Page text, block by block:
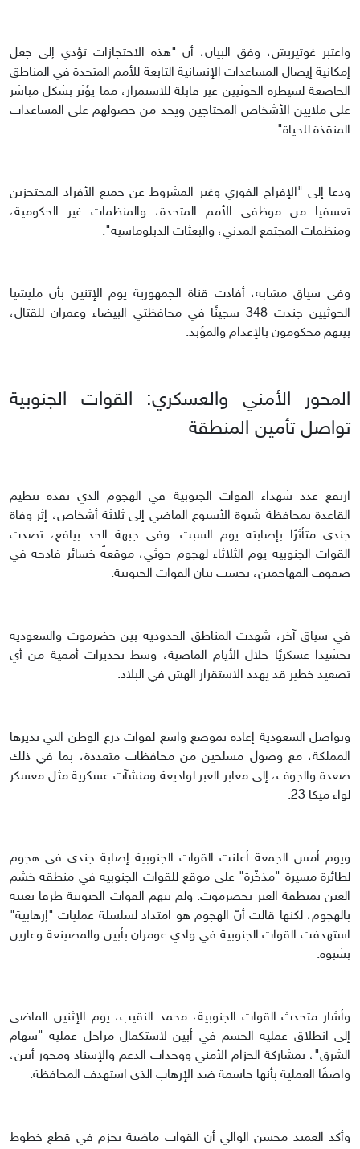
واعتبر غوتيريش، وفق البيان، أن "هذه الاحتجازات تؤدي إلى جعل
إمكانية إيصال المساعدات الإنسانية التابعة للأمم المتحدة في المناطق
الخاضعة لسيطرة الحوثيين غير قابلة للاستمرار، مما يؤثر بشكل مباشر
على ملايين الأشخاص المحتاجين ويحد من حصولهم على المساعدات
المنقذة للحياة".
ودعا إلى "الإفراج الفوري وغير المشروط عن جميع الأفراد المحتجزين
تعسفيا من موظفي الأمم المتحدة، والمنظمات غير الحكومية،
ومنظمات المجتمع المدني، والبعثات الدبلوماسية".
وفي سياق مشابه، أفادت قناة الجمهورية يوم الإثنين بأن مليشيا
الحوثيين جندت 348 سجينًا في محافظتي البيضاء وعمران للقتال،
بينهم محكومون بالإعدام والمؤبد.
المحور الأمني والعسكري: القوات الجنوبية
تواصل تأمين المنطقة
ارتفع عدد شهداء القوات الجنوبية في الهجوم الذي نفذه تنظيم
القاعدة بمحافظة شبوة الأسبوع الماضي إلى ثلاثة أشخاص، إثر وفاة
جندي متأثرًا بإصابته يوم السبت. وفي جبهة الحد بيافع، تصدت
القوات الجنوبية يوم الثلاثاء لهجوم حوثي، موقعةً خسائر فادحة في
صفوف المهاجمين، بحسب بيان القوات الجنوبية.
في سياق آخر، شهدت المناطق الحدودية بين حضرموت والسعودية
تحشيدا عسكريًا خلال الأيام الماضية، وسط تحذيرات أممية من أي
تصعيد خطير قد يهدد الاستقرار الهش في البلاد.
وتواصل السعودية إعادة تموضع واسع لقوات درع الوطن التي تديرها
المملكة، مع وصول مسلحين من محافظات متعددة، بما في ذلك
صعدة والجوف، إلى معابر العبر لواديعة ومنشآت عسكرية مثل معسكر
لواء ميكا 23.
ويوم أمس الجمعة أعلنت القوات الجنوبية إصابة جندي في هجوم
لطائرة مسيرة "مذخّرة" على موقع للقوات الجنوبية في منطقة خشم
العين بمنطقة العبر بحضرموت. ولم تتهم القوات الجنوبية طرفا بعينه
بالهجوم، لكنها قالت أنّ الهجوم هو امتداد لسلسلة عمليات "إرهابية"
استهدفت القوات الجنوبية في وادي عومران بأبين والمصينعة وعارين
بشبوة.
وأشار متحدث القوات الجنوبية، محمد النقيب، يوم الإثنين الماضي
إلى انطلاق عملية الحسم في أبين لاستكمال مراحل عملية "سهام
الشرق"، بمشاركة الحزام الأمني ووحدات الدعم والإسناد ومحور أبين،
واصفًا العملية بأنها حاسمة ضد الإرهاب الذي استهدف المحافظة.
وأكد العميد محسن الوالي أن القوات ماضية بحزم في قطع خطوط